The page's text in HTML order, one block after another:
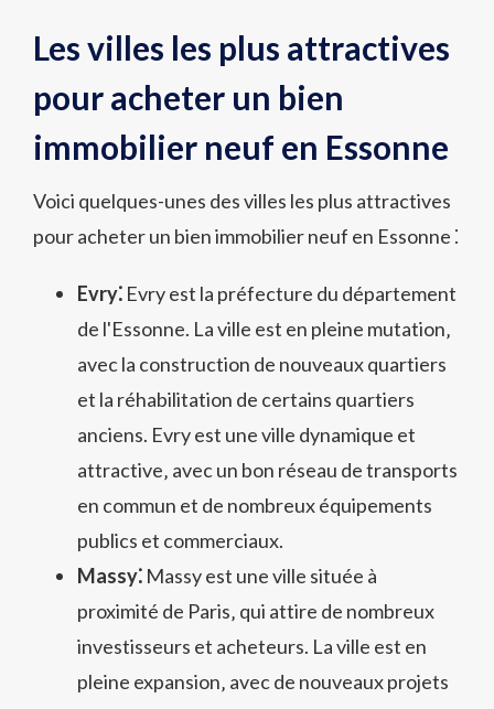
Les villes les plus attractives
pour acheter un bien
immobilier neuf en Essonne
Voici quelques-unes des villes les plus attractives
pour acheter un bien immobilier neuf en Essonne ⁚
Evry⁚ Evry est la préfecture du département
de l'Essonne. La ville est en pleine mutation‚
avec la construction de nouveaux quartiers
et la réhabilitation de certains quartiers
anciens. Evry est une ville dynamique et
attractive‚ avec un bon réseau de transports
en commun et de nombreux équipements
publics et commerciaux.
Massy⁚ Massy est une ville située à
proximité de Paris‚ qui attire de nombreux
investisseurs et acheteurs. La ville est en
pleine expansion‚ avec de nouveaux projets